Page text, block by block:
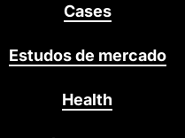
Cases
Estudos de mercado
Health